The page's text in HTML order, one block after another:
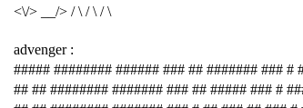
<\/> __/> / \ / \ / \
advenger :
##### ######## ###### ### ## ####### ### #
## ## ######## ####### ### ## ##### ### #